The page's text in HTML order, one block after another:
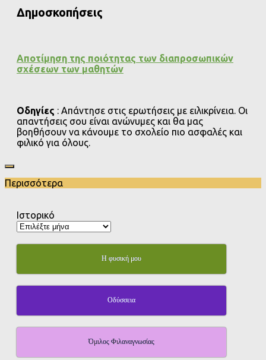
Δημοσκοπήσεις
Αποτίμηση της ποιότητας των διαπροσωπικών
σχέσεων των μαθητών
Οδηγίες : Απάντησε στις ερωτήσεις με ειλικρίνεια. Οι
απαντήσεις σου είναι ανώνυμες και θα μας
βοηθήσουν να κάνουμε το σχολείο πιο ασφαλές και
φιλικό για όλους.
Περισσότερα
Ιστορικό
Η φυσική μου
Οδύσσεια
Όμιλος Φιλαναγνωσίας